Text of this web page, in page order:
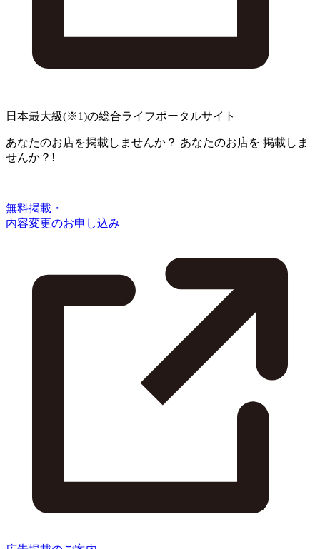
日本最大級(※1)の総合ライフポータルサイト
あなたのお店を掲載しませんか？ あなたのお店を 掲載しま
せんか？!
無料掲載・
内容変更のお申し込み